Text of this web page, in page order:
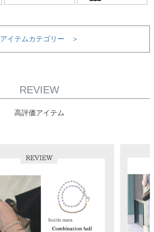
アイテムカテゴリー ＞
REVIEW
高評価アイテム